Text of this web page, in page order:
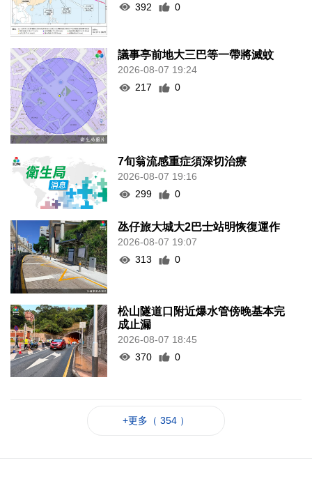
392
0
議事亭前地大三巴等一帶將滅蚊
2026-08-07 19:24
217
0
7旬翁流感重症須深切治療
2026-08-07 19:16
299
0
氹仔旅大城大2巴士站明恢復運作
2026-08-07 19:07
313
0
松山隧道口附近爆水管傍晚基本完
成止漏
2026-08-07 18:45
370
0
+更多（ 354 ）